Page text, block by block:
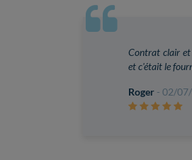
Contrat clair et
et c'était le
Roger - 02/